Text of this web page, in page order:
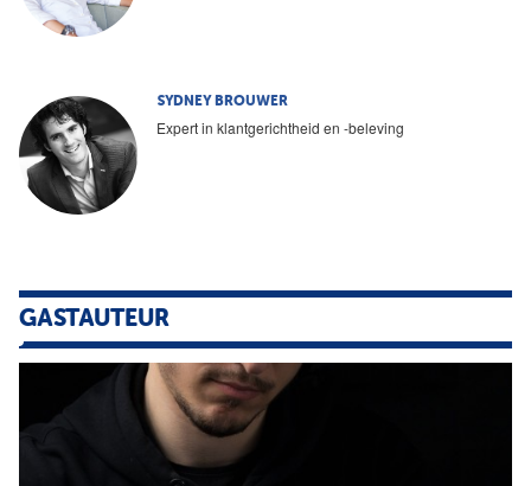
GASTAUTEUR
SYDNEY BROUWER
Expert in klantgerichtheid en -beleving